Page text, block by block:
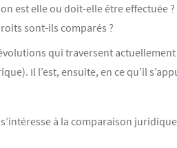
est elle ou doit-elle être effectuée ?
sont-ils comparés ?
qui traversent
Il l’est, ensuite, en ce qu’il
à la comparaison